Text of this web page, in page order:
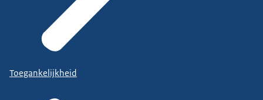
Toegankelijkheid